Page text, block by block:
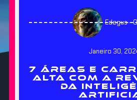
Edegus -
Janeiro 30,
7 ÁREAS E
ALTA COM A
DA